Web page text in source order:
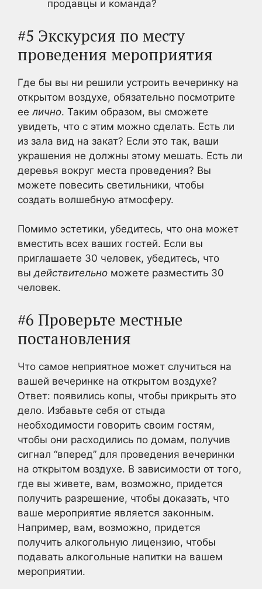
продавцы и команда?
#5 Экскурсия по месту
проведения мероприятия
Где бы вы ни решили устроить вечеринку на
открытом воздухе, обязательно посмотрите
ее лично. Таким образом, вы сможете
увидеть, что с этим можно сделать. Есть ли
из зала вид на закат? Если это так, ваши
украшения не должны этому мешать. Есть ли
деревья вокруг места проведения? Вы
можете повесить светильники, чтобы
создать волшебную атмосферу.
Помимо эстетики, убедитесь, что она может
вместить всех ваших гостей. Если вы
приглашаете 30 человек, убедитесь, что
выдействительно можете разместить 30
человек.
#6 Проверьте местные
постановления
Что самое неприятное может случиться на
вашей вечеринке на открытом воздухе?
Ответ: появились копы, чтобы прикрыть это
дело. Избавьте себя от стыда
необходимости говорить своим гостям,
чтобы они расходились по домам, получив
сигнал “вперед” для проведения вечеринки
на открытом воздухе. В зависимости от того,
где вы живете, вам, возможно, придется
получить разрешение, чтобы доказать, что
ваше мероприятие является законным.
Например, вам, возможно, придется
получить алкогольную лицензию, чтобы
подавать алкогольные напитки на вашем
мероприятии.